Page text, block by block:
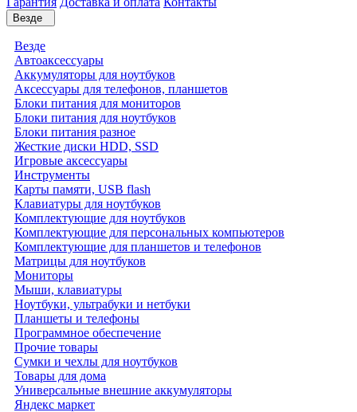
Везде
Везде
Автоаксессуары
Аккумуляторы для ноутбуков
Аксессуары для телефонов, планшетов
Блоки питания для мониторов
Блоки питания для ноутбуков
Блоки питания разное
Жесткие диски HDD, SSD
Игровые аксессуары
Инструменты
Карты памяти, USB flash
Клавиатуры для ноутбуков
Комплектующие для ноутбуков
Комплектующие для персональных компьютеров
Комплектующие для планшетов и телефонов
Матрицы для ноутбуков
Мониторы
Мыши, клавиатуры
Ноутбуки, ультрабуки и нетбуки
Планшеты и телефоны
Программное обеспечение
Прочие товары
Сумки и чехлы для ноутбуков
Товары для дома
Универсальные внешние аккумуляторы
Яндекс маркет